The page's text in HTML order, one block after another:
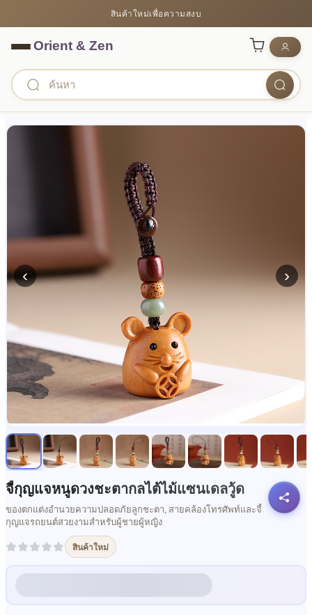
สินค้าใหม่เพื่อความสงบ
‹ ›
จี้กุญแจหนูดวงชะตากลไต้ไม้แซนเดลวู้ด
ของตกแต่งอำนวยความปลอดภัยลูกชะตา, สายคล้องโทรศัพท์และจี้
กุญแจรถยนต์สวยงามสำหรับผู้ชายผู้หญิง
สินค้าใหม่